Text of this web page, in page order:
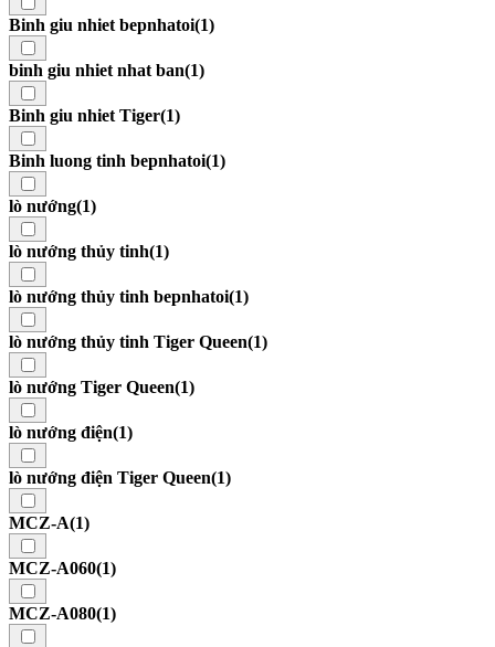
Binh giu nhiet bepnhatoi(1)
binh giu nhiet nhat ban(1)
Binh giu nhiet Tiger(1)
Binh luong tinh bepnhatoi(1)
lò nướng(1)
lò nướng thủy tinh(1)
lò nướng thủy tinh bepnhatoi(1)
lò nướng thủy tinh Tiger Queen(1)
lò nướng Tiger Queen(1)
lò nướng điện(1)
lò nướng điện Tiger Queen(1)
MCZ-A(1)
MCZ-A060(1)
MCZ-A080(1)